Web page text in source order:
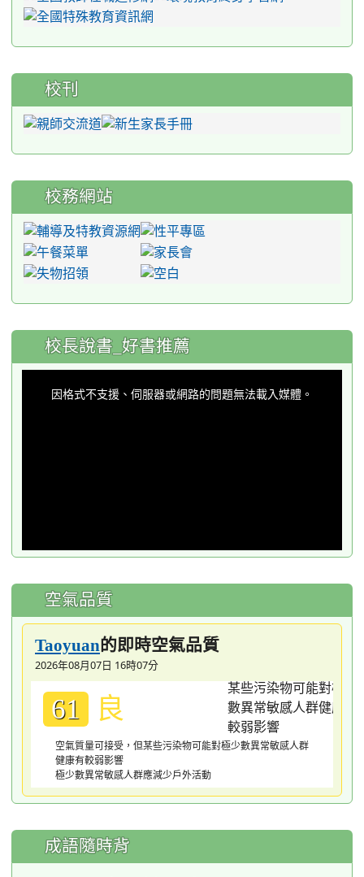
校刊
校務網站
:::
校長說書_好書推薦
因格式不支援、伺服器或網路的問題無法載入媒體。
空氣品質
Taoyuan的即時空氣品質
2026年08月07日 16時07分
61 良
空氣質量可接受，但某些污染物可能對極少數異常敏感人群
健康有較弱影響
極少數異常敏感人群應減少戶外活動
成語隨時背